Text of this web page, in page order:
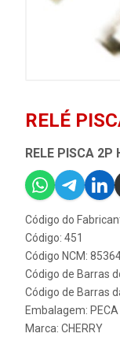
RELÉ
RELE PISCA 2P
Código do
Código: 451
Código NCM:
Código de Barras
Código de Barras
Embalagem: PECA
Marca: CHERRY